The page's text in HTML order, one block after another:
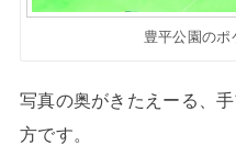
豊平公園のポ
写真の奥がきたえーる、
方です。